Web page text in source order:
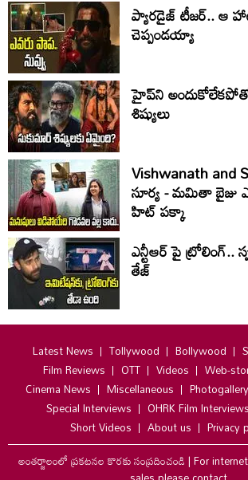
ప్యారడైజ్ టీజర్.. ఆ
చెప్పండయ్యా
హైప్‌ని
శిష్యులు
Vishwanath and
సూర్య - మమితా
హిట్ పక్కా
ఎన్టీఆర్ పై ట్రోలింగ్..
తేజ్
Latest News Tollywood Bollywood
Film Reviews
OTT Videos Web-
Cinema News
Miscellaneous Photogallery
Special Interviews
OHRK Film Interviews
Short Videos
About us
Privacy
అంతర్జాలంలో ప్రకటనల కొరకు సంప్రదించండి|For